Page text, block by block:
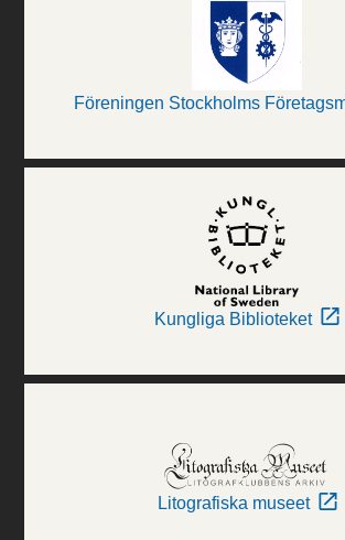
Föreningen Stockholms
Kungliga Biblioteket
Litografiska museet